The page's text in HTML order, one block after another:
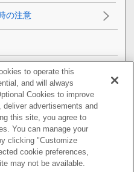
の注意
呼び出す
ン情報を表示する
していないカメラをお使
to operate this
and will always
Cookies to improve
advertisements and
this site, you agree to
You can manage your
clicking "Customize
cookie preferences,
may not be available.